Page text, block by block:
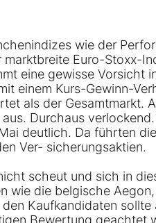
wie der
Euro-Stoxx-
eine gewisse Vorsicht
einem Kurs-Gewinn-
als der Gesamtmarkt.
Durchaus
deutlich. Da führten
Ver- sicherungsaktien.
scheut und sich in
wie die belgische Aegon
Kaufkandidaten
Bewertung geachtet